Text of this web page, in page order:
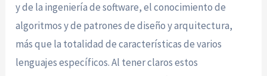
y de la ingeniería de software, el conocimiento de
algoritmos y de patrones de diseño y arquitectura,
más que la totalidad de características de varios
lenguajes específicos. Al tener claros estos